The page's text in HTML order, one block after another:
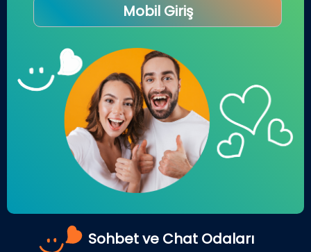
Mobil Giriş
Sohbet ve Chat Odaları